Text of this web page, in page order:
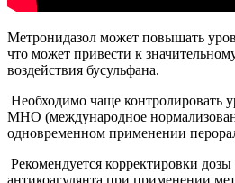
Метронидазол может повышать
что может привести к
воздействия бусульфана.
Необходимо чаще контролировать
МНО (международное
одновременном применении
Рекомендуется корректировки